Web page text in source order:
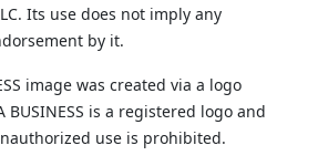
Its use does not imply any
by it.
image was created via a logo
BUSINESS is a registered logo and
use is prohibited.